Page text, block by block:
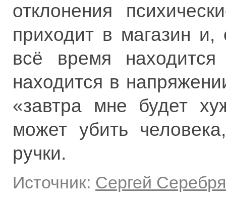
отклонения
приходит в магазин
всё время
находится в
«завтра мне будет
может убить
ручки.
Источник: Сергей